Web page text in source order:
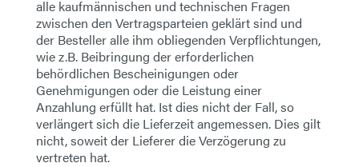
alle kaufmännischen und technischen Fragen
zwischen den Vertragsparteien geklärt sind und
der Besteller alle ihm obliegenden Verpflichtungen,
wie z.B. Beibringung der erforderlichen
behördlichen Bescheinigungen oder
Genehmigungen oder die Leistung einer
Anzahlung erfüllt hat. Ist dies nicht der Fall, so
verlängert sich die Lieferzeit angemessen. Dies gilt
nicht, soweit der Lieferer die Verzögerung zu
vertreten hat.